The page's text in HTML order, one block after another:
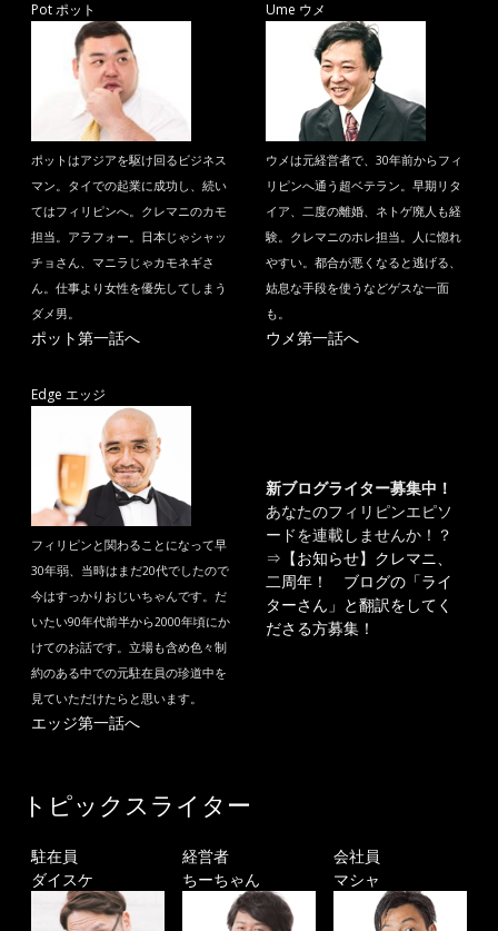
Pot ポット
ポットはアジアを駆け回るビジネス
マン。タイでの起業に成功し、続い
てはフィリピンへ。クレマニのカモ
担当。アラフォー。日本じゃシャッ
チョさん、マニラじゃカモネギさ
ん。仕事より女性を優先してしまう
ダメ男。
ポット第一話へ
Ume ウメ
ウメは元経営者で、30年前からフィ
リピンへ通う超ベテラン。早期リタ
イア、二度の離婚、ネトゲ廃人も経
験。クレマニのホレ担当。人に惚れ
やすい。都合が悪くなると逃げる、
姑息な手段を使うなどゲスな一面
も。
ウメ第一話へ
Edge エッジ
フィリピンと関わることになって早
30年弱、当時はまだ20代でしたので
今はすっかりおじいちゃんです。だ
いたい90年代前半から2000年頃にか
けてのお話です。立場も含め色々制
約のある中での元駐在員の珍道中を
見ていただけたらと思います。
エッジ第一話へ
新ブログライター募集中！
あなたのフィリピンエピソ
ードを連載しませんか！？
⇒ 【お知らせ】クレマニ、
二周年！ ブログの「ライ
ターさん」と翻訳をしてく
ださる方募集！
トピックスライター
駐在員
ダイスケ
経営者
ちーちゃん
会社員
マシャ